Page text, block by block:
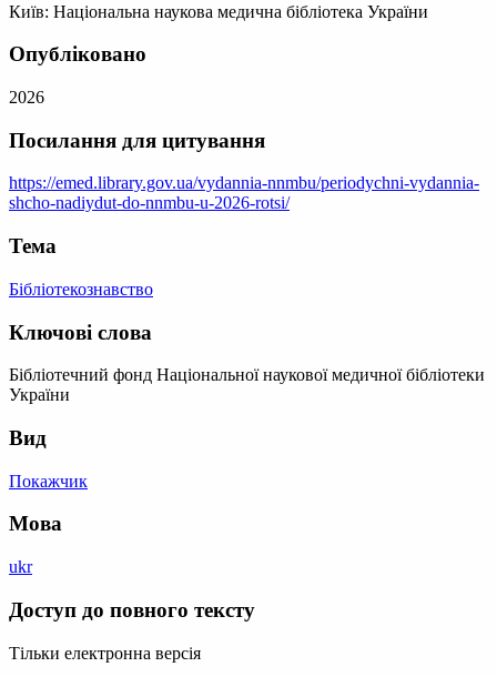
Київ: Національна наукова медична бібліотека України
Опубліковано
2026
Посилання для цитування
https://emed.library.gov.ua/vydannia-nnmbu/periodychni-vydannia-
shcho-nadiydut-do-nnmbu-u-2026-rotsi/
Тема
Бібліотекознавство
Ключові слова
Бібліотечний фонд Національної наукової медичної бібліотеки
України
Вид
Покажчик
Мова
ukr
Доступ до повного тексту
Тільки електронна версія